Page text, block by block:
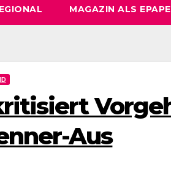
MAGAZIN ALS
Aus